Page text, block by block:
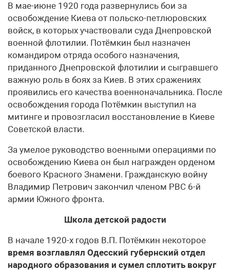
В мае-июне 1920 года развернулись бои за
освобождение Киева от польско-петлюровских
войск, в которых участвовали суда Днепровской
военной флотилии. Потёмкин был назначен
командиром отряда особого назначения,
приданного Днепровской флотилии и сыгравшего
важную роль в боях за Киев. В этих сражениях
проявились его качества военноначальника. После
освобождения города Потёмкин выступил на
митинге и провозгласил восстановление в Киеве
Советской власти.
За умелое руководство военными операциями по
освобождению Киева он был награжден орденом
боевого Красного Знамени. Гражданскую войну
Владимир Петрович закончил членом РВС 6-й
армии Южного фронта.
Школа детской радости
В начале 1920-х годов В.П. Потёмкин некоторое
время возглавлял Одесский губернский отдел
народного образования и сумел сплотить вокруг